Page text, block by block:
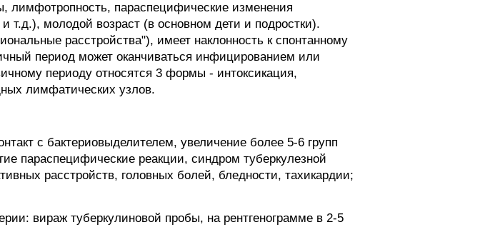
лимфотропность, параспецифические изменения
т.д.), молодой возраст (в основном дети и подростки).
расстройства"), имеет наклонность к спонтанному
период может оканчиваться инфицированием или
периоду относятся 3 формы - интоксикация,
лимфатических узлов.
с бактериовыделителем, увеличение более 5-6 групп
параспецифические реакции, синдром туберкулезной
расстройств, головных болей, бледности, тахикардии;
вираж туберкулиновой пробы, на рентгенограмме в 2-5